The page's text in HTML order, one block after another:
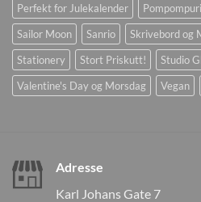
Perfekt for Julekalender
Sailor Moon
Sanrio Skrivebord og
Stationery
Stort Priskutt! Studio
Valentine's Day og Morsdag
Vegan
Adresse
Karl Johans Gate 7